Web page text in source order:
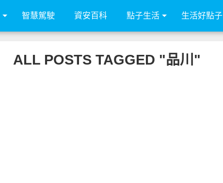
智慧駕駛 資安百科 點子生活 生活好點子
ALL POSTS TAGGED "品川"